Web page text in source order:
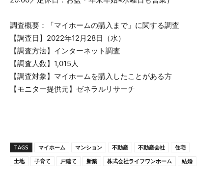
調査概要：「マイホームの購入まで」に関する調査
【調査日】2022年12月28日（水）
【調査方法】インターネット調査
【調査人数】1,015人
【調査対象】マイホームを購入したことがある方
【モニター提供元】ゼネラルリサーチ
TAGS マイホーム マンション 不動産 不動産会社
住宅
土地
子育て 戸建て 新築 株式会社ライフワンホーム 結婚